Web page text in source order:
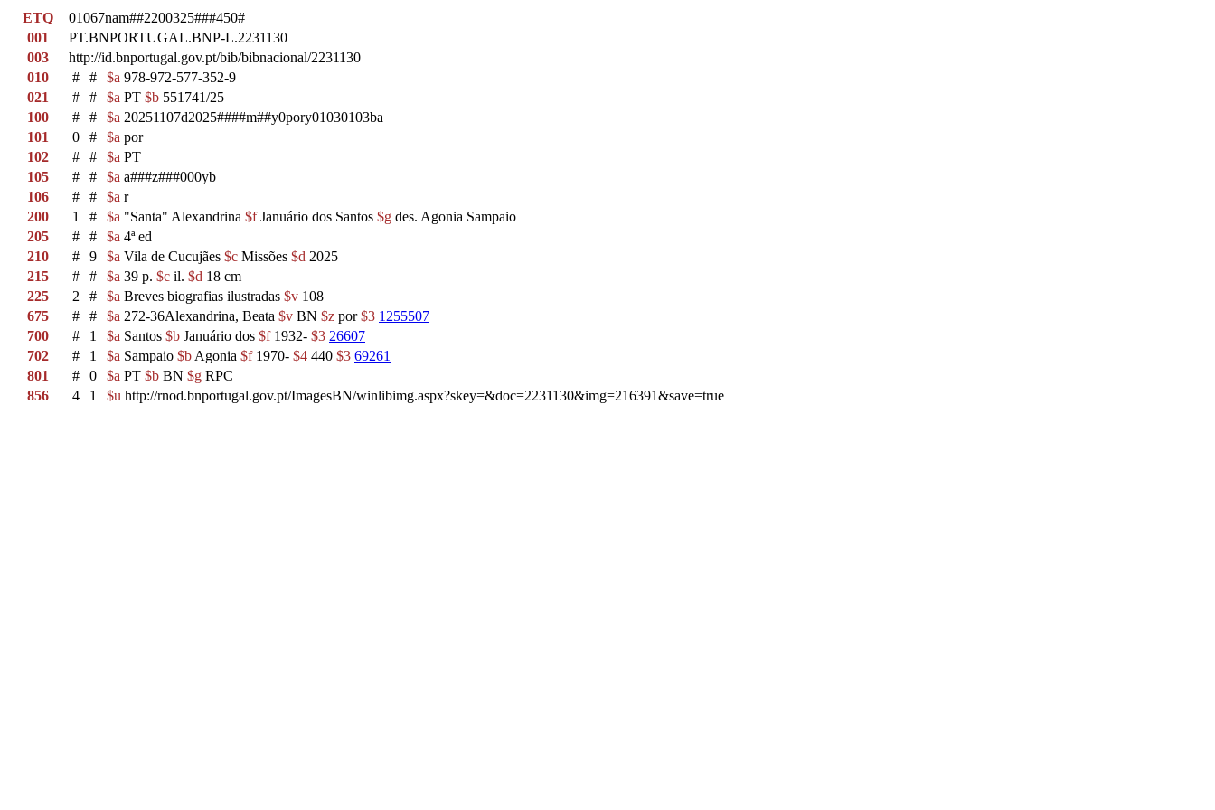
ETQ
01067nam##2200325###450#
001
PT.BNPORTUGAL.BNP-L.2231130
003
http://id.bnportugal.gov.pt/bib/bibnacional/2231130
010
# # $a 978-972-577-352-9
021
# # $a PT $b 551741/25
100
# # $a 20251107d2025####m##y0pory01030103ba
101
0 # $a por
102
# # $a PT
105
# # $a a###z###000yb
106
# # $a r
200
1 # $a "Santa" Alexandrina $fJanuário dos Santos $g des. Agonia Sampaio
205
# # $a 4ª ed
210
# 9 $a Vila de Cucujães $c Missões $d 2025
215
# # $a 39 p. $c il. $d 18 cm
225
2 # $a Breves biografias ilustradas $v 108
675
# # $a 272-36Alexandrina, Beata $v BN $z por$3 1255507
700
# 1 $a Santos $b Januário dos $f1932- $3 26607
702
# 1 $a Sampaio $b Agonia $f1970- $4 440 $3 69261
801
# 0 $a PT $b BN $g RPC
856
4 1 $u http://rnod.bnportugal.gov.pt/ImagesBN/winlibimg.aspx?skey=&doc=2231130&img=216391&save=true